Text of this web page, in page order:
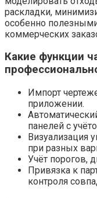
раскладки,
особенно
коммерческих
Какие функции
Импорт
приложении.
панелей с
Визуализация
при разных
Учёт порогов,
Привязка к
контроля